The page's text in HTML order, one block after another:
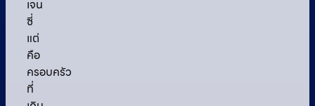
เจน
ซี่
แต่
คือ
ครอบครัว
ที่